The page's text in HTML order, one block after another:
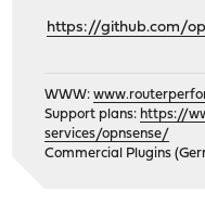
https://github.com/
WWW:
Support plans: https://
services/opnsense/
Commercial Plugins